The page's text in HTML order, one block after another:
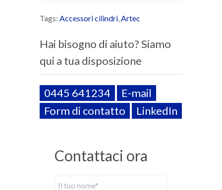
Tags: Accessori cilindri Artec
Hai bisogno di aiuto? Siamo
qui a tua disposizione
0445 641234
E-mail
Form di contatto
LinkedIn
Contattaci ora